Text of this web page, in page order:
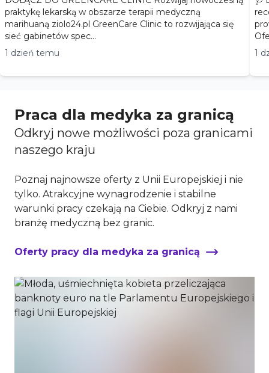
praktykę lekarską w obszarze terapii medyczną
marihuaną ziolo24.pl GreenCare Clinic to rozwijająca się
sieć gabinetów spec...
1 dzień temu
1
Praca dla medyka za granicą
Odkryj nowe możliwości poza granicami
naszego kraju
Poznaj najnowsze oferty z Unii Europejskiej i nie
tylko. Atrakcyjne wynagrodzenie i stabilne
warunki pracy czekają na Ciebie. Odkryj z nami
branżę medyczną bez granic.
Oferty pracy dla medyka za granicą